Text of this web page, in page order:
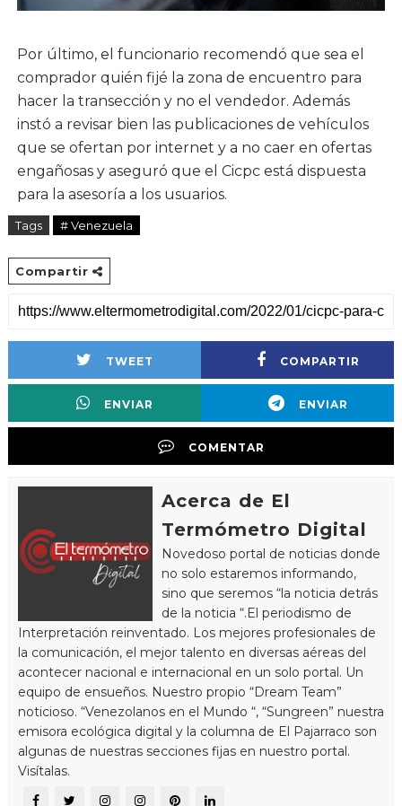
Por último, el funcionario recomendó que sea el
comprador quién fijé la zona de encuentro para
hacer la transección y no el vendedor. Además
instó a revisar bien las publicaciones de vehículos
que se ofertan por internet y a no caer en ofertas
engañosas y aseguró que el Cicpc está dispuesta
para la asesoría a los usuarios.
Tags # Venezuela
Compartir
TWEET COMPARTIR
ENVIAR ENVIAR
COMENTAR
Acerca de El
Termómetro Digital
Novedoso portal de noticias donde
no solo estaremos informando,
sino que seremos “la noticia detrás
de la noticia “.El periodismo de
Interpretación reinventado. Los mejores profesionales de
la comunicación, el mejor talento en diversas aéreas del
acontecer nacional e internacional en un solo portal. Un
equipo de ensueños. Nuestro propio “Dream Team”
noticioso. “Venezolanos en el Mundo “, “Sungreen” nuestra
emisora ecológica digital y la columna de El Pajarraco son
algunas de nuestras secciones fijas en nuestro portal.
Visítalas.